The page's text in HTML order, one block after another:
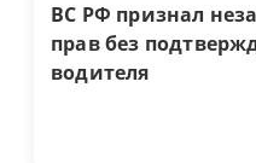
ВС РФ признал
прав без
водителя